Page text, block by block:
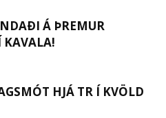
Á ÞREMUR
KAVALA!
HJÁ TR Í KVÖLD